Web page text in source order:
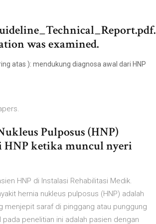
was examined.
atas ): mendukung diagnosa awal dari HNP
Pulposus (HNP)
HNP ketika muncul nyeri
HNP di Instalasi Rehabilitasi Medik.
hernia nukleus pulposus (HNP) adalah
menjepit saraf di pinggang atau punggung
penelitian ini adalah pasien dengan